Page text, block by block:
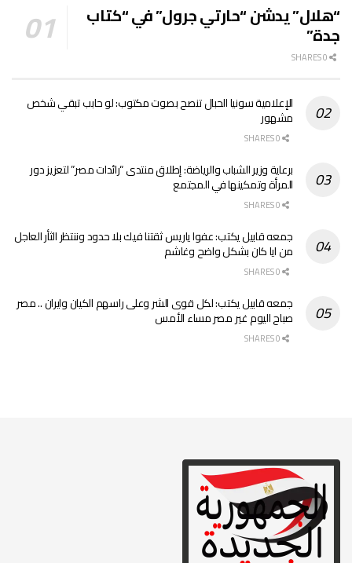
“هلال” يدشن “حارتي جرول” في “كتاب
جدة”
الإعلامية سونيا الحبال تنصح بصوت مكتوب: لو حابب تبقي شخص
مشهور
برعاية وزير الشباب والرياضة: إطلاق منتدى “رائدات مصر” لتعزيز دور
المرأة وتمكينها في المجتمع
جمعه قابيل يكتب: عفوا ياريس ثقتنا فيك بلا حدود وننتظر الثأر العاجل
من ايا كان بشكل واضح وغاشم
جمعه قابيل يكتب: لكل قوى الشر وعلى راسهم الكيان وايران .. مصر
صباح اليوم غير مصر مساء الأمس